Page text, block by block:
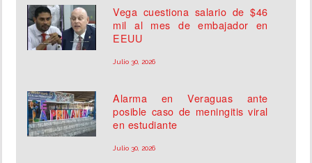
Vega cuestiona salario de $46
mil al mes de embajador en
EEUU
Julio 30, 2026
Alarma en Veraguas ante
posible caso de meningitis viral
en estudiante
Julio 30, 2026